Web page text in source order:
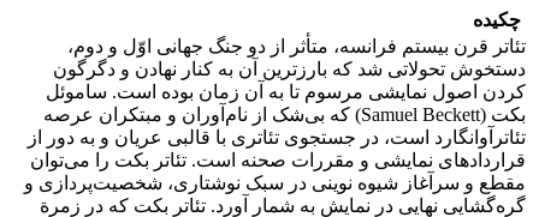
چکیده
تئاتر قرن بیستم فرانسه، متأثر از دو جنگ جهانی اوّل و دوم،
دستخوش تحولاتی شد که بارزترین آن به کنار نهادن و دگرگون
کردن اصول نمایشی مرسوم تا به آن زمان بوده است. ساموئل
بکت (Samuel Beckett) که بی‌شک از نام‌آوران و مبتکران عرصه
تئاترآوانگارد است، در جستجوی تئاتری با قالبی عریان و به دور از
قراردادهای نمایشی و مقررات صحنه است. تئاتر بکت را می‌توان
مقطع و سرآغاز شیوه نوینی در سبک نوشتاری، شخصیت‌پردازی و
گره‌گشایی نهایی در نمایش به شمار آورد. تئاتر بکت که در زمرة